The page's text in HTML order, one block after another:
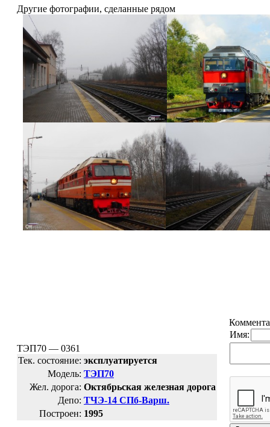
Другие фотографии, сделанные рядом
ТЭП70 — 0361
Тек. состояние: эксплуатируется
Модель: ТЭП70
Жел. дорога: Октябрьская железная дорога
Депо: ТЧЭ-14 СПб-Варш.
Построен: 1995
Имя: